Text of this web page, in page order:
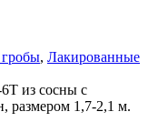
, Лакированные
из сосны с
размером 1,7-2,1 м.